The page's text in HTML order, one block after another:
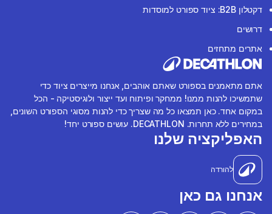
דקטלון B2B: ציוד ספורט למוסדות
דרושים
אתרים מתחזים
אתם מתאמנים בספורט שאתם אוהבים, אנחנו מייצרים ציוד כדי
שתמשיכו להנות ממנו! ממחקר ופיתוח ועד ייצור ולוגיסטיקה - הכל
במקום אחד. כאן תמצאו כל מה שצריך כדי להנות מסוגי הספורט השונים,
במחירים ללא תחרות. DECATHLON. עושים ספורט יחד!
האפליקציה שלנו
להורדה
אנחנו גם כאן